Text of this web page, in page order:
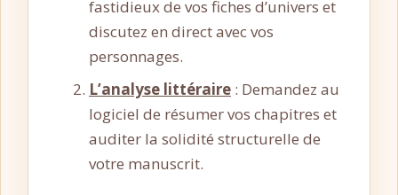
fastidieux de vos fiches d’univers et
discutez en direct avec vos
personnages.
L’analyse littéraire : Demandez au
logiciel de résumer vos chapitres et
auditer la solidité structurelle de
votre manuscrit.